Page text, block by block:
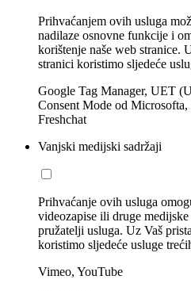
Prihvaćanjem ovih usluga
nadilaze osnovne funkcije i
korištenje naše web stranice.
stranici koristimo sljedeće
Google Tag Manager, UET
Consent Mode od
Freshchat
Vanjski medijski sadržaji
Prihvaćanje ovih usluga
videozapise ili druge
pružatelji usluga. Uz Vaš
koristimo sljedeće usluge
Vimeo, YouTube